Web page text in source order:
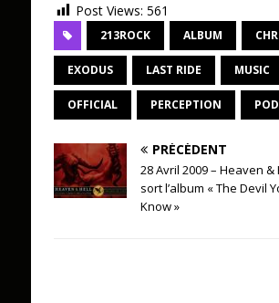
Post Views: 561
213ROCK ALBUM
EXODUS LAST RIDE MUSIC
OFFICIAL PERCEPTION
PRÉCÉDENT
28 Avril 2009 – Heaven &
sort l’album « The Devil
Know »